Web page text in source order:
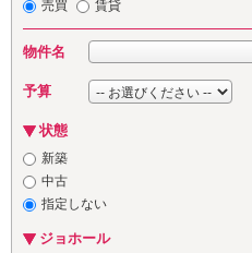
売買 賃貸
物件名
予算
状態
新築
中古
指定しない
ジョホール